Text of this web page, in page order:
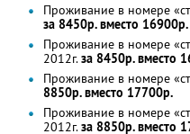
Проживание в номере
за 8450р. вместо 16900р.
Проживание в номере
2012г.за 8450р. вместо
Проживание в номере
8850р. вместо 17700р.
Проживание в номере
2012г.за 8850р. вместо